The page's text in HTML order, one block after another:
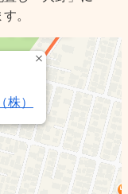
。
）